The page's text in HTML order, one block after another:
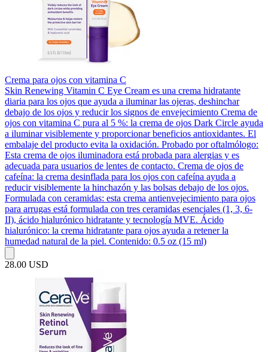
Crema para ojos con vitamina C
Skin Renewing Vitamin C Eye Cream es una crema hidratante
diaria para los ojos que ayuda a iluminar las ojeras, deshinchar
debajo de los ojos y reducir los signos de envejecimiento Crema de
ojos con vitamina C pura al 5 %: la crema de ojos Dark Circle ayuda
a iluminar visiblemente y proporcionar beneficios antioxidantes. El
embalaje del producto evita la oxidación. Probado por oftalmólogo:
Esta crema de ojos iluminadora está probada para alergias y es
adecuada para usuarios de lentes de contacto. Crema de ojos de
cafeína: la crema desinflada para los ojos con cafeína ayuda a
reducir visiblemente la hinchazón y las bolsas debajo de los ojos.
Formulada con ceramidas: esta crema antienvejecimiento para ojos
para arrugas está formulada con tres ceramidas esenciales (1, 3, 6-
II), ácido hialurónico hidratante y tecnología MVE. Ácido
hialurónico: la crema hidratante para ojos ayuda a retener la
humedad natural de la piel. Contenido: 0.5 oz (15 ml)
28.00 USD